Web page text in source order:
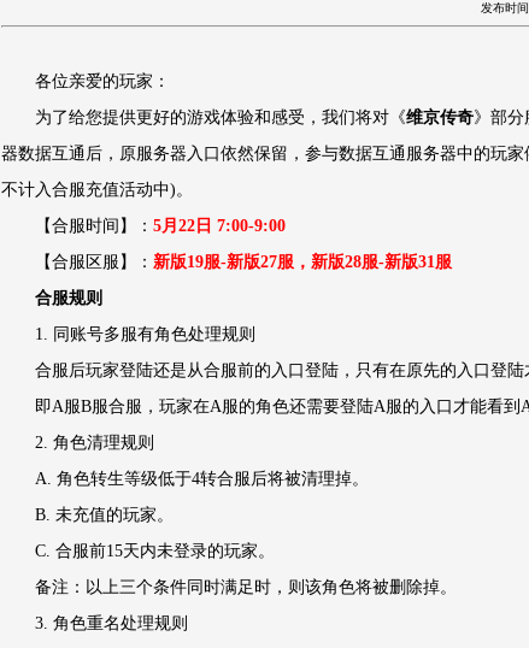
发布时间
各位亲爱的玩家：
为了给您提供更好的游戏体验和感受，我们将对《维京传奇》部分
器数据互通后，原服务器入口依然保留，参与数据互通服务器中的玩
不计入合服充值活动中)。
【合服时间】： 5月22 日 7:00-9:00
【合服区服】： 新版19服-新版27服， 新版28服-新版31服
合服规则
1. 同账号多服有角色处理规则
合服后玩家登陆还是从合服前的入口登陆，只有在原先的入口登陆
即A服B服合服，玩家在A服的角色还需要登陆A服的入口才能看到
2. 角色清理规则
A. 角色转生等级低于4转合服后将被清理掉。
B. 未充值的玩家。
C. 合服前15天内未登录的玩家。
备注：以上三个条件同时满足时，则该角色将被删除掉。
3. 角色重名处理规则